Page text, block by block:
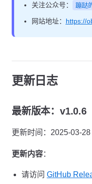
关注公众号：
蹦跶
网站地址： https://
更新日志
最新版本：v1.0.6
更新时间：2025-03-28
更新内容：
请访问 GitHub